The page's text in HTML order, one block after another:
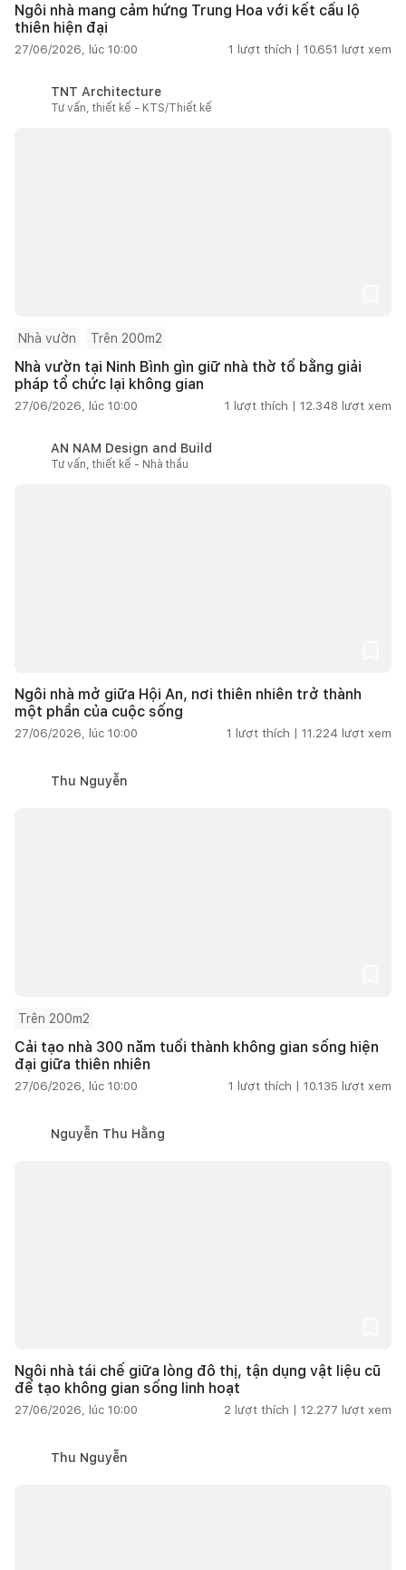
Ngôi nhà mang cảm hứng Trung Hoa với kết cấu lộ
thiên hiện đại
27/06/2026, lúc 10:00 1 lượt thích | 10.651 lượt xem
TNT Architecture
Tư vấn, thiết kế - KTS/Thiết kế
Nhà vườn Trên 200m2
Nhà vườn tại Ninh Bình gìn giữ nhà thờ tổ bằng giải
pháp tổ chức lại không gian
27/06/2026, lúc 10:00 1 lượt thích | 12.348 lượt xem
AN NAM Design and Build
Tư vấn, thiết kế - Nhà thầu
Ngôi nhà mở giữa Hội An, nơi thiên nhiên trở thành
một phần của cuộc sống
27/06/2026, lúc 10:00 1 lượt thích | 11.224 lượt xem
Thu Nguyễn
Trên 200m2
Cải tạo nhà 300 năm tuổi thành không gian sống hiện
đại giữa thiên nhiên
27/06/2026, lúc 10:00 1 lượt thích | 10.135 lượt xem
Nguyễn Thu Hằng
Ngôi nhà tái chế giữa lòng đô thị, tận dụng vật liệu cũ
để tạo không gian sống linh hoạt
27/06/2026, lúc 10:00 2 lượt thích | 12.277 lượt xem
Thu Nguyễn